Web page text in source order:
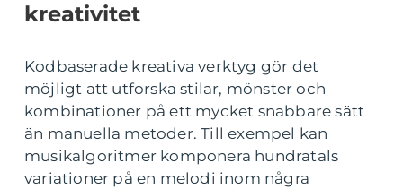
kreativitet
Kodbaserade kreativa verktyg gör det
möjligt att utforska stilar, mönster och
kombinationer på ett mycket snabbare sätt
än manuella metoder. Till exempel kan
musikalgoritmer komponera hundratals
variationer på en melodi inom några